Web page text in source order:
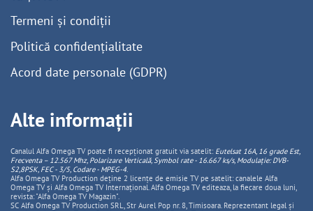
Termeni și condiții
Politică confidențialitate
Acord date personale (GDPR)
Alte informații
Canalul Alfa Omega TV poate fi recepționat gratuit via satelit: Eutelsat 16A, 16 grade Est,
Frecventa – 12.567 Mhz, PolarizareVerticală, Symbol rate - 16.667 ks/s, Modulație: DVB-
S2,8PSK, FEC - 3/5, Codare - MPEG-4.
Alfa Omega TV Production deține 2 licențe de emisie TV pe satelit: canalele Alfa
Omega TV și Alfa Omega TV Internațional. Alfa Omega TV editeaza, la fiecare doua luni,
revista: "Alfa Omega TV Magazin".
SC Alfa Omega TV Production SRL, Str Aurel Pop nr. 8, Timisoara. Reprezentant legal și